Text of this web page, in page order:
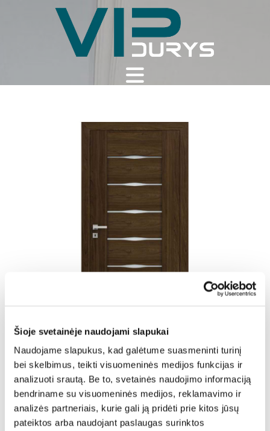
Šioje svetainėje naudojami slapukai
Naudojame slapukus, kad galėtume suasmeninti turinį
bei skelbimus, teikti visuomeninės medijos funkcijas ir
analizuoti srautą. Be to, svetainės naudojimo informaciją
bendriname su visuomeninės medijos, reklamavimo ir
analizės partneriais, kurie gali ją pridėti prie kitos jūsų
pateiktos arba naudojant paslaugas surinktos